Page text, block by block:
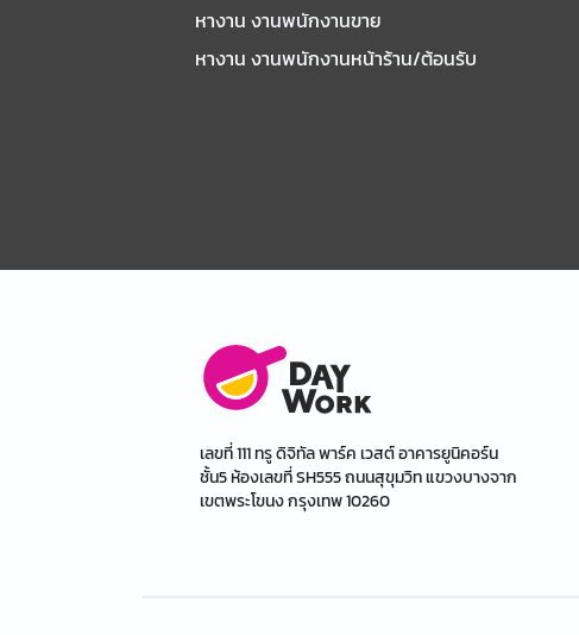
หางาน งานพนักงานขาย
หางาน งานพนักงานหน้าร้าน/ต้อนรับ
เลขที่ 111 ทรู ดิจิทัล พาร์ค เวสต์ อาคารยูนิคอร์น
ชั้น5 ห้องเลขที่ SH555 ถนนสุขุมวิท แขวงบางจาก
เขตพระโขนง กรุงเทพ 10260